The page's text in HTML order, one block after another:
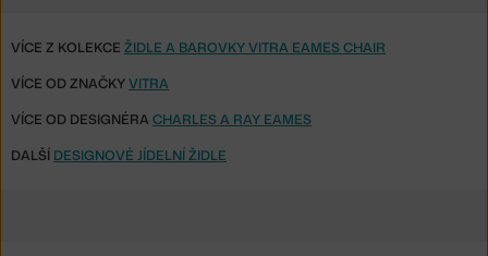
VÍCE Z KOLEKCE ŽIDLE A BAROVKY VITRA EAMES CHAIR
VÍCE OD ZNAČKYVITRA
VÍCE OD DESIGNÉRA CHARLES A RAY EAMES
DALŠÍ DESIGNOVÉ JÍDELNÍ ŽIDLE